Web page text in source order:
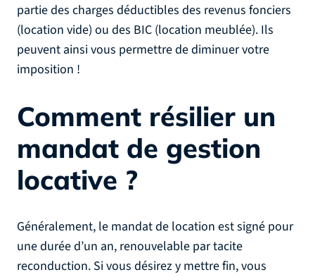
partie des charges déductibles des revenus fonciers
(location vide) ou des BIC (location meublée). Ils
peuvent ainsi vous permettre de diminuer votre
imposition !
Comment résilier un
mandat de gestion
locative ?
Généralement, le mandat de location est signé pour
une durée d’un an, renouvelable par tacite
reconduction. Si vous désirez y mettre fin, vous